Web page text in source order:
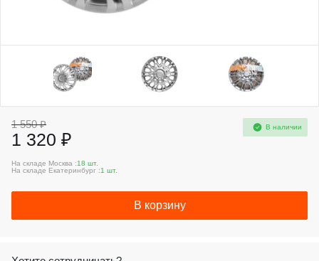
1 550 ₽
1 320 ₽
В наличии
На складе Москва :18 шт.
На складе Екатеринбург :1 шт.
В корзину